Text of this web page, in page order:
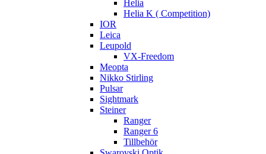
Helia
Helia K ( Competition)
IOR
Leica
Leupold
VX-Freedom
Meopta
Nikko Stirling
Pulsar
Sightmark
Steiner
Ranger
Ranger 6
Tillbehör